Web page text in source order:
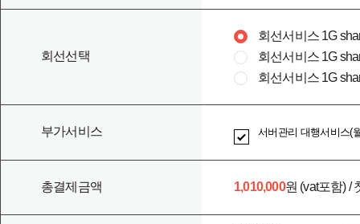
제 7 조 (이용신청)
회사가 고객의 신원을 확인하기 위하여 주민등록증 및 기
고객은 다음 각 호의 서류를 회사가 요구할 경우 직접 또
니다.
가. 서비스 이용 계약서(소정양식)
나. 사업자등록증(개인인 경우 주민등록증 사본)
다. 이용신청고객이 미성년자 또는 한정치산자인 경우에
회선선택
회선서비스 1G
회선서비스 1G
회선서비스 1G
부가서비스 서버관리 대행서비스(
총결제금액 1,010,000원 (vat포함) /